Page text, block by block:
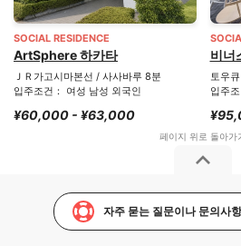
SOCIAL RESIDENCE
ArtSphere 하카타
ＪＲ가고시마본선 / 사사바루 8분
입주조건： 여성 남성 외국인
¥60,000 - ¥63,000
비너
토우
입주
자주 묻는 질문이나 문의사